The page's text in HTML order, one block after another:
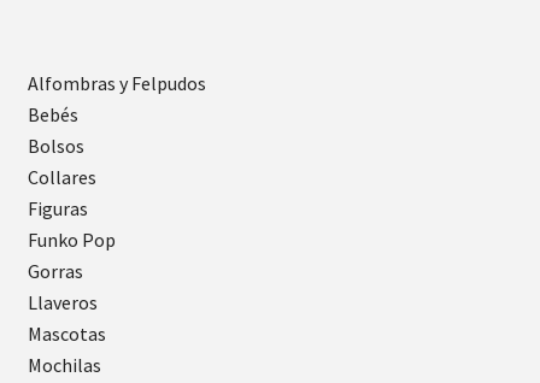
Alfombras y Felpudos
Bebés
Bolsos
Collares
Figuras
Funko Pop
Gorras
Llaveros
Mascotas
Mochilas